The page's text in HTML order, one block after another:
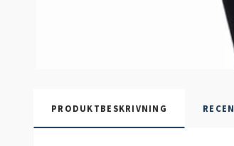
PRODUKTBESKRIVNING